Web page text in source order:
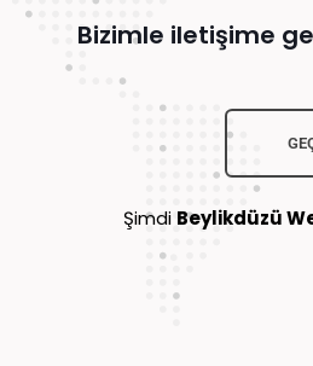
Bizimle iletişime
Şimdi Beylikdüzü